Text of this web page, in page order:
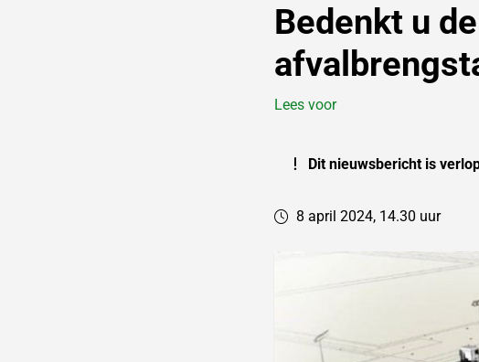
Bedenkt u
Lees voor
Dit nieuwsbericht is
8 april 2024, 14.30 uur